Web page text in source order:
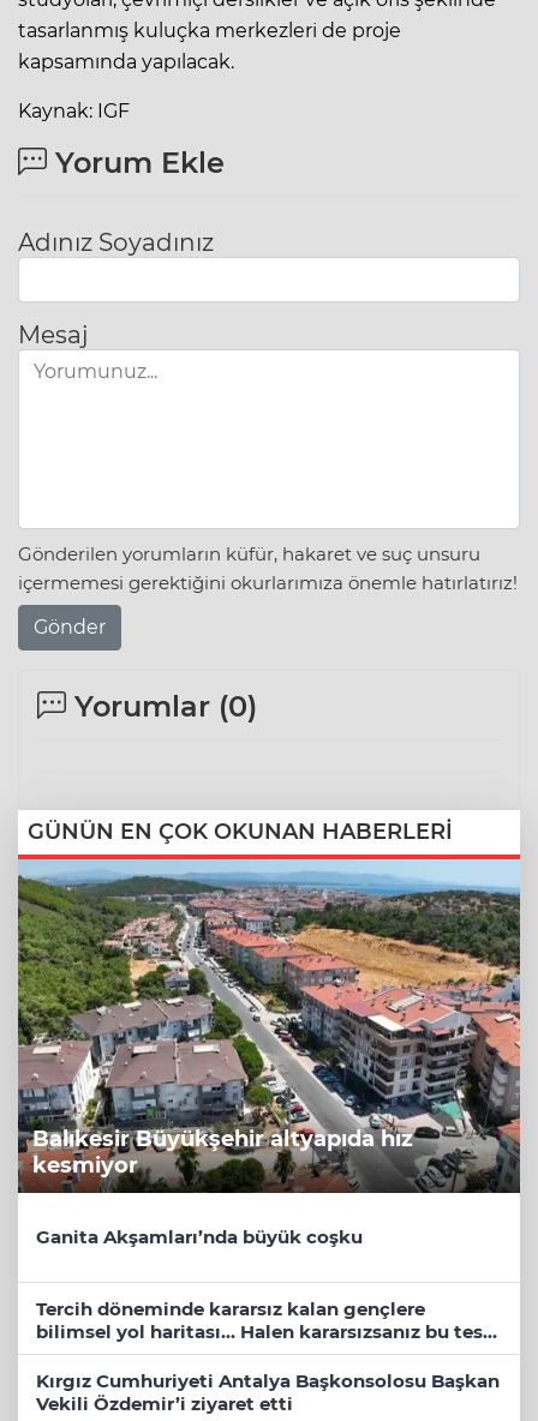
tasarlanmış kuluçka merkezleri de proje
kapsamında yapılacak.
Kaynak: IGF
Yorum Ekle
Adınız Soyadınız
Mesaj
Gönderilen yorumların küfür, hakaret ve suç unsuru
içermemesi gerektiğini okurlarımıza önemle hatırlatırız!
Gönder
Yorumlar (0)
GÜNÜN EN ÇOK OKUNAN HABERLERİ
Balıkesir Büyükşehir altyapıda hız
kesmiyor
Ganita Akşamları’nda büyük coşku
Tercih döneminde kararsız kalan gençlere
bilimsel yol haritası... Halen kararsızsanız bu testi
çözün!
Kırgız Cumhuriyeti Antalya Başkonsolosu Başkan
Vekili Özdemir’i ziyaret etti